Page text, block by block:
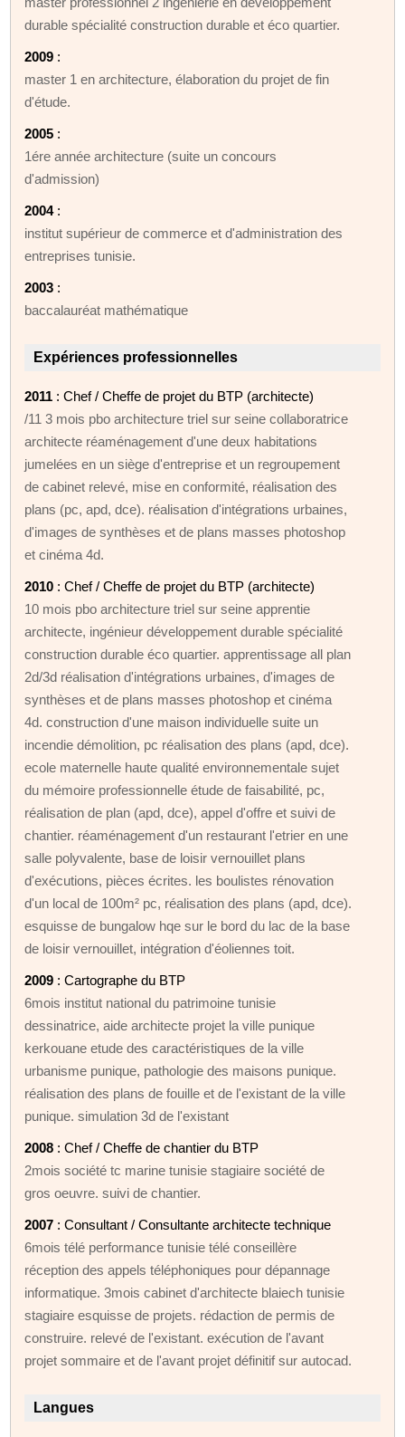
durable spécialité construction durable et éco quartier.
2009 :
master 1 en architecture, élaboration du projet de fin
d'étude.
2005 :
1ére année architecture (suite un concours
d'admission)
2004:
institut supérieur de commerce et d'administration des
entreprises tunisie.
2003 :
baccalauréat mathématique
Expériences professionnelles
2011 : Chef / Cheffe de projet du BTP (architecte)
/11 3 mois pbo architecture triel sur seine collaboratrice
architecte réaménagement d'une deux habitations
jumelées en un siège d'entreprise et un regroupement
de cabinet relevé, mise en conformité, réalisation des
plans (pc, apd, dce). réalisation d'intégrations urbaines,
d'images de synthèses et de plans masses photoshop
et cinéma 4d.
2010 : Chef / Cheffe de projet du BTP (architecte)
10 mois pbo architecture triel sur seine apprentie
architecte, ingénieur développement durable spécialité
construction durable éco quartier. apprentissage all plan
2d/3d réalisation d'intégrations urbaines, d'images de
synthèses et de plans masses photoshop et cinéma
4d. construction d'une maison individuelle suite un
incendie démolition, pc réalisation des plans (apd, dce).
ecole maternelle haute qualité environnementale sujet
du mémoire professionnelle étude de faisabilité, pc,
réalisation de plan (apd, dce), appel d'offre et suivi de
chantier. réaménagement d'un restaurant l'etrier en une
salle polyvalente, base de loisir vernouillet plans
d'exécutions, pièces écrites. les boulistes rénovation
d'un local de 100m² pc, réalisation des plans (apd, dce).
esquisse de bungalow hqe sur le bord du lac de la base
de loisir vernouillet, intégration d'éoliennes toit.
2009 : Cartographe du BTP
6mois institut national du patrimoine tunisie
dessinatrice, aide architecte projet la ville punique
kerkouane etude des caractéristiques de la ville
urbanisme punique, pathologie des maisons punique.
réalisation des plans de fouille et de l'existant de la ville
punique. simulation 3d de l'existant
2008 : Chef / Cheffe de chantier du BTP
2mois société tc marine tunisie stagiaire société de
gros oeuvre. suivi de chantier.
2007 : Consultant / Consultante architecte technique
6mois télé performance tunisie télé conseillère
réception des appels téléphoniques pour dépannage
informatique. 3mois cabinet d'architecte blaiech tunisie
stagiaire esquisse de projets. rédaction de permis de
construire. relevé de l'existant. exécution de l'avant
projet sommaire et de l'avant projet définitif sur autocad.
Langues